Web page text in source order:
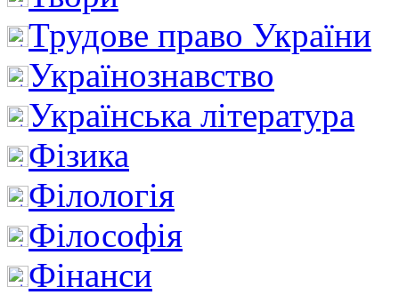
Трудове право України
Українознавство
Українська література
Фізика
Філологія
Філософія
Фінанси